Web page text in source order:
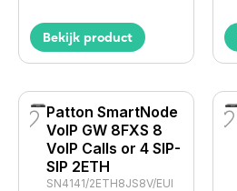
Bekijk product
Patton SmartNode
VoIP GW 8FXS 8
VoIP Calls or 4 SIP-
SIP 2ETH
SN4141/2ETH8JS8V/EUI